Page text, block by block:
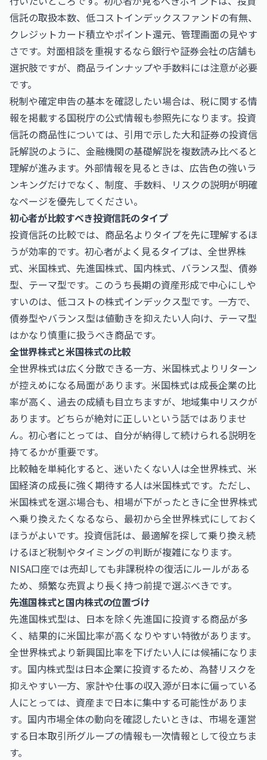
信託の取扱本数、低コストインデックスファンドの有無、
クレジットカード積立やポイント還元、管理画面の見やす
さです。対面相談を重視するなら銀行や証券会社の店舗も
選択肢ですが、商品ラインナップや手数料には注意が必要
です。
税制や確定申告の基本を確認したい場合は、税に関する情
報を掲載する国税庁の公式情報も参照先になります。投資
信託の商品性については、引用で示した大和証券の投資信
託解説のように、金融機関の基礎解説を複数読み比べると
理解が進みます。外部情報を見るときは、広告色の強いラ
ンキングだけでなく、制度、手数料、リスクの説明が明確
なページを優先してください。
初心者が比較すべき投資信託のタイプ
投資信託の比較では、商品名よりタイプを先に理解するほ
うが効率的です。初心者がよく見るタイプは、全世界株
式、米国株式、先進国株式、国内株式、バランス型、債券
型、テーマ型です。このうち長期の資産形成で中心にしや
すいのは、低コストの株式インデックス型です。一方で、
債券型やバランス型は値動きを抑えたい人向け、テーマ型
はかなり慎重に扱うべき商品です。
全世界株式と米国株式の比較
全世界株式は広く分散できる一方、米国株式よりリターン
が控えめになる局面があります。米国株式は成長企業の比
率が高く、過去の成績も目立ちますが、地域集中リスクが
あります。どちらが絶対に正しいという話ではありませ
ん。初心者にとっては、自分が納得して続けられる説明を
持てるかが重要です。
比較軸を単純化すると、迷いたくない人は全世界株式、米
国経済の成長に強く期待する人は米国株式です。ただし、
米国株式を選ぶ場合も、相場が下がったときに全世界株式
へ乗り換えたくなるなら、最初から全世界株式にしておく
ほうがよいです。投資信託は、最適解を探して乗り換え続
けるほど税制やタイミングの判断が複雑になります。
NISA口座では売却しても非課税枠の復活にルールがある
ため、頻繁な売買より長く持つ前提で選ぶべきです。
先進国株式と国内株式の位置づけ
先進国株式型は、日本を除く先進国に投資する商品が多
く、結果的に米国比率が高くなりやすい特徴があります。
全世界株式より新興国比率を下げたい人には候補になりま
す。国内株式型は日本企業に投資するため、為替リスクを
抑えやすい一方、家計や仕事の収入源が日本に偏っている
人にとっては、資産まで日本に集中する可能性がありま
す。国内市場全体の動向を確認したいときは、市場を運営
する日本取引所グループの情報も一次情報として役立ちま
す。